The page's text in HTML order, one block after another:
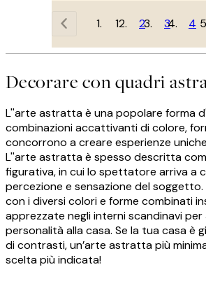
1 2 3 4
Decorare con quadri
L''arte astratta è una popolare forma
combinazioni accattivanti di colore,
concorrono a creare esperienze
L''arte astratta è spesso descritta
figurativa, in cui lo spettatore arriva a
percezione e sensazione del
con i diversi colori e forme combinati
apprezzate negli interni scandinavi
personalità alla casa. Se la tua casa è
di contrasti, un’arte astratta più
scelta più indicata!